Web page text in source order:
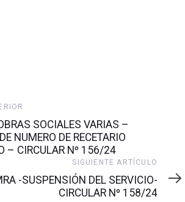
SOCIALES VARIAS –
NUMERO DE RECETARIO
– CIRCULAR Nº 156/24
SIGUIENTE ARTÍCULO
-SUSPENSIÓN DEL SERVICIO-
CIRCULAR Nº 158/24